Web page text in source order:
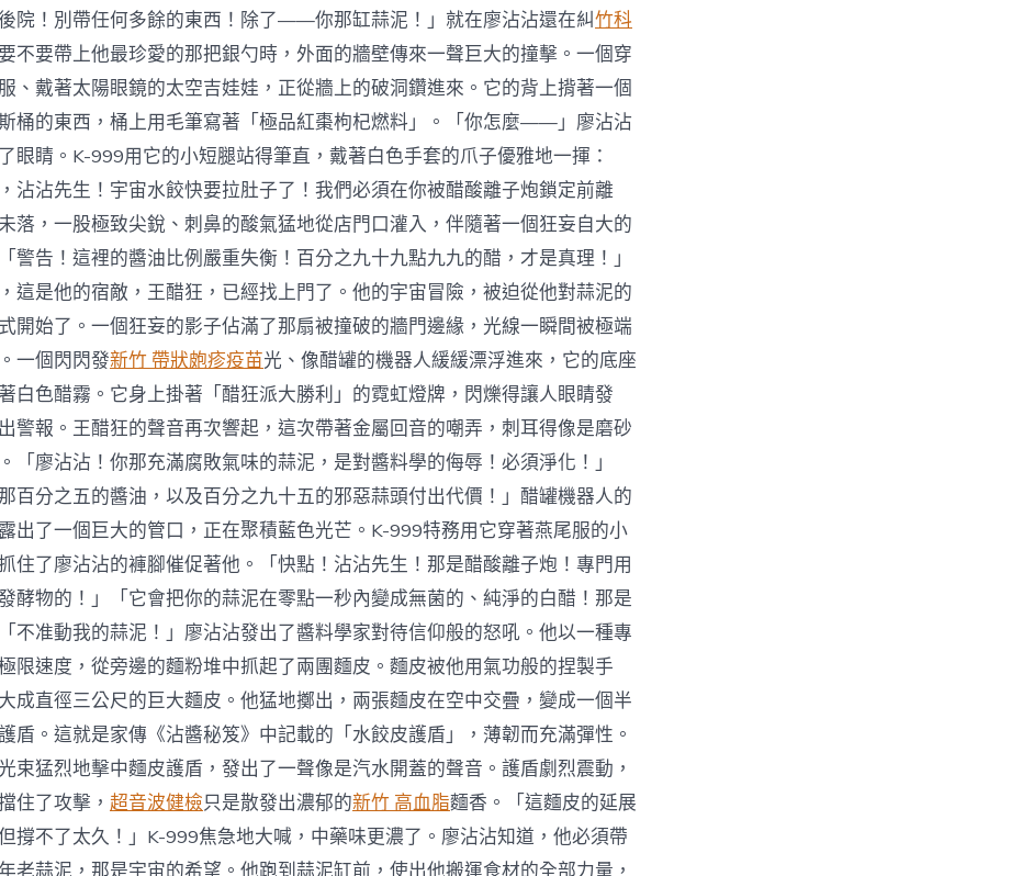
院！別帶任何多餘的東西！除了——你那缸蒜泥！」就在廖沾沾還在糾竹科
不要帶上他最珍愛的那把銀勺時，外面的牆壁傳來一聲巨大的撞擊。一個穿
、戴著太陽眼鏡的太空吉娃娃，正從牆上的破洞鑽進來。它的背上揹著一個
桶的東西，桶上用毛筆寫著「極品紅棗枸杞燃料」。「你怎麼——」廖沾沾
眼睛。K-999用它的小短腿站得筆直，戴著白色手套的爪子優雅地一揮：
，沾沾先生！宇宙水餃快要拉肚子了！我們必須在你被醋酸離子炮鎖定前離
落，一股極致尖銳、刺鼻的酸氣猛地從店門口灌入，伴隨著一個狂妄自大的
警告！這裡的醬油比例嚴重失衡！百分之九十九點九九的醋，才是真理！」
這是他的宿敵，王醋狂，已經找上門了。他的宇宙冒險，被迫從他對蒜泥的
開始了。一個狂妄的影子佔滿了那扇被撞破的牆門邊緣，光線一瞬間被極端
一個閃閃發新竹 帶狀皰疹疫苗光、像醋罐的機器人緩緩漂浮進來，它的底座
白色醋霧。它身上掛著「醋狂派大勝利」的霓虹燈牌，閃爍得讓人眼睛發
警報。王醋狂的聲音再次響起，這次帶著金屬回音的嘲弄，刺耳得像是磨砂
「廖沾沾！你那充滿腐敗氣味的蒜泥，是對醬料學的侮辱！必須淨化！」
那百分之五的醬油，以及百分之九十五的邪惡蒜頭付出代價！」醋罐機器人的
出了一個巨大的管口，正在聚積藍色光芒。K-999特務用它穿著燕尾服的小
住了廖沾沾的褲腳催促著他。「快點！沾沾先生！那是醋酸離子炮！專門用
酵物的！」「它會把你的蒜泥在零點一秒內變成無菌的、純淨的白醋！那是
不准動我的蒜泥！」廖沾沾發出了醬料學家對待信仰般的怒吼。他以一種專
限速度，從旁邊的麵粉堆中抓起了兩團麵皮。麵皮被他用氣功般的捏製手
成直徑三公尺的巨大麵皮。他猛地擲出，兩張麵皮在空中交疊，變成一個半
盾。這就是家傳《沾醬秘笈》中記載的「水餃皮護盾」，薄韌而充滿彈性。
束猛烈地擊中麵皮護盾，發出了一聲像是汽水開蓋的聲音。護盾劇烈震動，
住了攻擊， 超音波健檢只是散發出濃郁的新竹 高血脂麵香。「這麵皮的延展
撐不了太久！」K-999焦急地大喊，中藥味更濃了。廖沾沾知道，他必須帶
老蒜泥，那是宇宙的希望。他跑到蒜泥缸前，使出他搬運食材的全部力量，